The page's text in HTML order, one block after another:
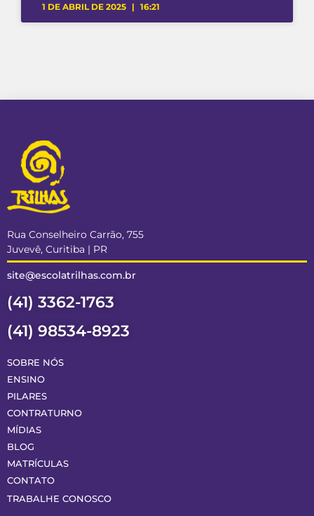
1 DE ABRIL DE 2025 16:21
Rua Conselheiro Carrão, 755
Juvevê, Curitiba | PR
site@escolatrilhas.com.br
(41) 3362-1763
(41) 98534-8923
SOBRE NÓS
ENSINO
PILARES
CONTRATURNO
MÍDIAS
BLOG
MATRÍCULAS
CONTATO
TRABALHE CONOSCO